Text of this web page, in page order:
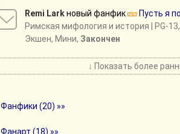
Remi Larkновый фанфик
Пусть я
Римская мифология и история | PG-
Экшен, Мини, Закончен
↓ Показать более
Фанфики (20) »»
Фанарт (18) »»